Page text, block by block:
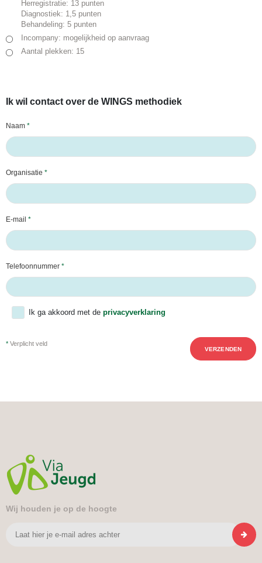
Herregistratie: 13 punten
Diagnostiek: 1,5 punten
Behandeling: 5 punten
Incompany: mogelijkheid op aanvraag
Aantal plekken: 15
Ik wil contact over de WINGS methodiek
Naam
Organisatie
E-mail
Telefoonnummer
Ik ga akkoord met de privacyverklaring
* Verplicht veld
VERZENDEN
Wij houden je op de hoogte